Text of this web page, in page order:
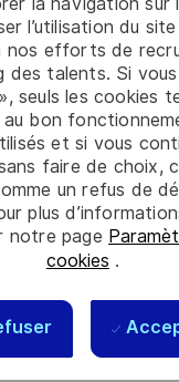
l’utilisation du
nos efforts de
des talents. Si
seuls les cookies
au bon
et si vous
faire de choix,
un refus de
plus
notre page
cookies .
les jours au sein
plus !!".
Handi-
diversité est
rejoignez nous !
nécessiter
du secret de
retenue fera
R.2311-1
et de l’IGI 1300